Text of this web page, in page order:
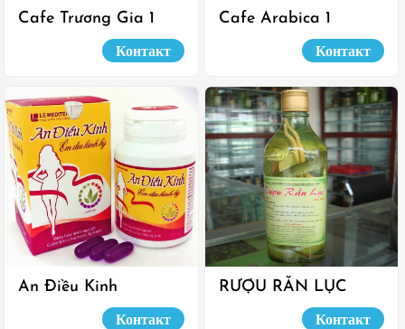
Cafe Trương Gia 1
Контакт
Cafe Arabica 1
Контакт
An Điều Kinh
Контакт
RƯỢU RẮN LỤC
Контакт